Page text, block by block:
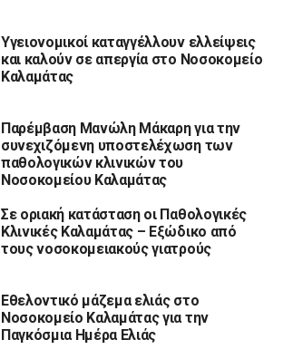
Υγειονομικοί καταγγέλλουν ελλείψεις
και καλούν σε απεργία στο Νοσοκομείο
Καλαμάτας
Παρέμβαση Μανώλη Μάκαρη για την
συνεχιζόμενη υποστελέχωση των
παθολογικών κλινικών του
Νοσοκομείου Καλαμάτας
Σε οριακή κατάσταση οι Παθολογικές
Κλινικές Καλαμάτας – Εξώδικο από
τους νοσοκομειακούς γιατρούς
Εθελοντικό μάζεμα ελιάς στο
Νοσοκομείο Καλαμάτας για την
Παγκόσμια Ημέρα Ελιάς